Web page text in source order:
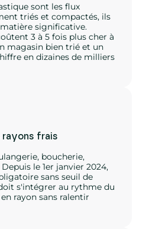
sont les flux
triés et compactés, ils
significative.
3 à 5 fois plus cher à
magasin bien trié et un
en dizaines de milliers
rayons frais
boucherie,
le 1er janvier 2024,
sans seuil de
s'intégrer au rythme du
rayon sans ralentir